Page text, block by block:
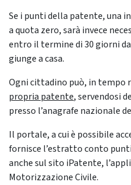
Se i punti della patente, una
a quota zero, sarà invece
entro il termine di 30 giorni
giunge a casa.
Ogni cittadino può, in tempo
propria patente, servendosi
presso l’anagrafe nazionale
Il portale, a cui è possibile
fornisce l’estratto conto
anche sul sito iPatente,
Motorizzazione Civile.